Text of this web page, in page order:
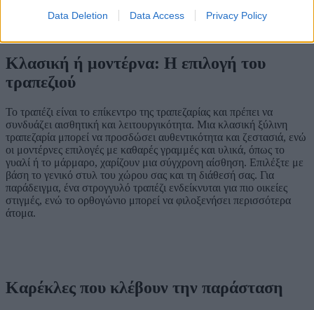
Data Deletion Data Access Privacy Policy
προσδώσετε αίσθηση ζεστασιάς. Τα φωτιστικά με έντονο
χαρακτήρα ή σχέδιο αποτελούν την ιδανική προσθήκη που μπορεί
Κλασική ή μοντέρνα: Η επιλογή του
τραπεζιού
Το τραπέζι είναι το επίκεντρο της τραπεζαρίας και πρέπει να
συνδυάζει αισθητική και λειτουργικότητα. Μια κλασική ξύλινη
τραπεζαρία μπορεί να προσδώσει αυθεντικότητα και ζεστασιά, ενώ
οι μοντέρνες επιλογές με καθαρές γραμμές και υλικά, όπως το
γυαλί ή το μάρμαρο, χαρίζουν μια σύγχρονη αίσθηση. Επιλέξτε με
βάση το γενικό στυλ του χώρου σας και τη διάθεσή σας. Για
παράδειγμα, ένα στρογγυλό τραπέζι ενδείκνυται για πιο οικείες
στιγμές, ενώ το ορθογώνιο μπορεί να φιλοξενήσει περισσότερα
άτομα.
Καρέκλες που κλέβουν την παράσταση